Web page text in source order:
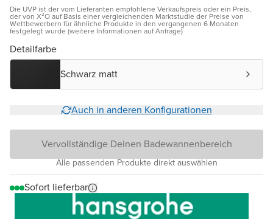
Die UVP ist der vom Lieferanten empfohlene Verkaufspreis oder ein Preis,
der von X²O auf Basis einer vergleichenden Marktstudie der Preise von
Wettbewerbern für ähnliche Produkte in den vergangenen 6 Monaten
festgelegt wurde (weitere Informationen auf Anfrage)
Detailfarbe
Schwarz matt
Auch in anderen Konfigurationen
Vervollständige Deinen Badewannenbereich
Alle passenden Produkte direkt auswählen
Sofort lieferbar